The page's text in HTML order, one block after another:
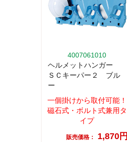
4007061010
ヘルメットハンガー
ＳＣキーパー２ ブル
ー
一個掛けから取付可能！
磁石式・ボルト式兼用タ
イプ
販売価格： 1,870円